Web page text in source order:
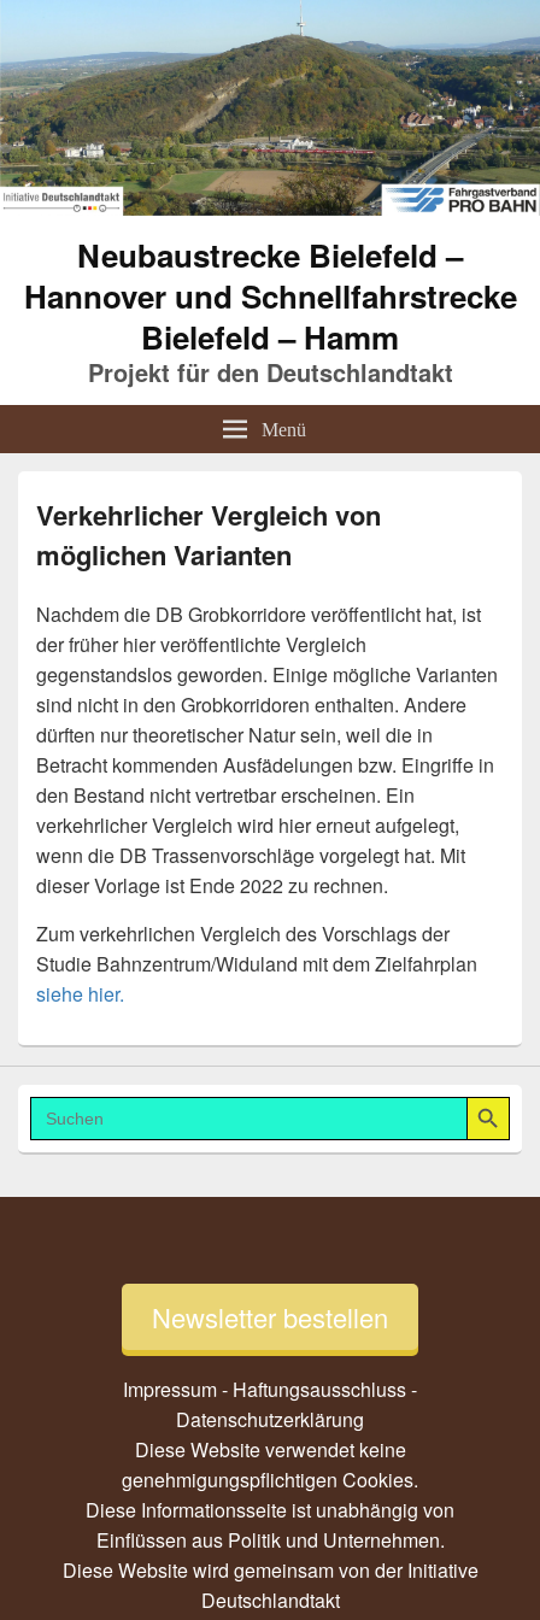
Neubaustrecke Bielefeld –
Hannover und Schnellfahrstrecke
Bielefeld – Hamm
Projekt für den Deutschlandtakt
Menü
Verkehrlicher Vergleich von
möglichen Varianten
Nachdem die DB Grobkorridore veröffentlicht hat, ist
der früher hier veröffentlichte Vergleich
gegenstandslos geworden. Einige mögliche Varianten
sind nicht in den Grobkorridoren enthalten. Andere
dürften nur theoretischer Natur sein, weil die in
Betracht kommenden Ausfädelungen bzw. Eingriffe in
den Bestand nicht vertretbar erscheinen. Ein
verkehrlicher Vergleich wird hier erneut aufgelegt,
wenn die DB Trassenvorschläge vorgelegt hat. Mit
dieser Vorlage ist Ende 2022 zu rechnen.
Zum verkehrlichen Vergleich des Vorschlags der
Studie Bahnzentrum/Widuland mit dem Zielfahrplan
siehe hier.
Search
for:
Search Button
Newsletter bestellen
Impressum - Haftungsausschluss-
Datenschutzerklärung
Diese Website verwendet keine
genehmigungspflichtigen Cookies.
Diese Informationsseite ist unabhängig von
Einflüssen aus Politik und Unternehmen.
Diese Website wird gemeinsam von derInitiative
Deutschlandtakt